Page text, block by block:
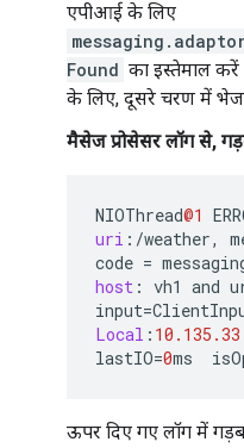
एपीआई के लिए
Found का इस्तेमाल
के लिए, दूसरे चरण में
मैसेज प्रोसेसर लॉग से,
NIOThread@1
uri : /weather,
code =
host : vh1 and
input=
Local :
lastIO=0ms
ऊपर दिए गए लॉग में